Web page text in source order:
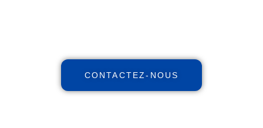
CONTACTEZ-NOUS